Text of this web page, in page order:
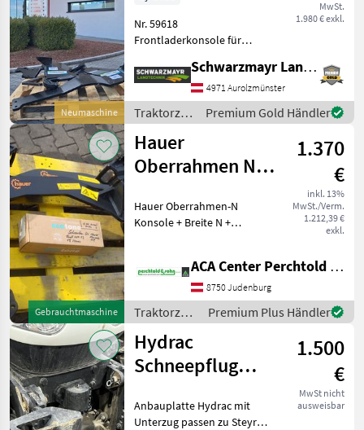
Neumaschine
MwSt.
1.980 € exkl.
Nr. 59618
Frontladerkonsole für
Farmall A 55 - 75 - mit
Hydrofix Unterteil ohne
Schlauchsatz Das
Verkaufsteam der Fa.
Schwarzmayr z
Schwarzmayr Landtechnik GmbH - Aurolzmünster
4971 Aurolzmünster
Traktorzubehör
/ Stoll
Premium Gold Händler
Gebrauchtmaschine
Hauer
Oberrahmen N
200 Vario S3
1.370
€
inkl. 13%
MwSt./Verm.
1.212,39 €
exkl.
Hauer Oberrahmen-N
Konsole + Breite N +
Fronthubwerk + passend zu
Fendt 207 / 208 / 209 / 210 /
211 Vario S3 Traktorzubeh
ACA Center Perchtold - Perchtold & Sohn GmbH
8750 Judenburg
Traktorzubehör
/ Hauer
Premium Plus Händler
Hydrac
Schneepflug
Steyr MT9105
1.500
€
MwSt nicht
ausweisbar
Anbauplatte Hydrac mit
Unterzug passen zu Steyr